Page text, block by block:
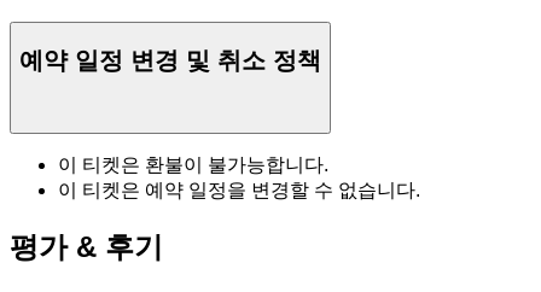
예약 일정 변경 및 취소 정책
이 티켓은 환불이 불가능합니다.
이 티켓은 예약 일정을 변경할 수 없습니다.
평가 & 후기